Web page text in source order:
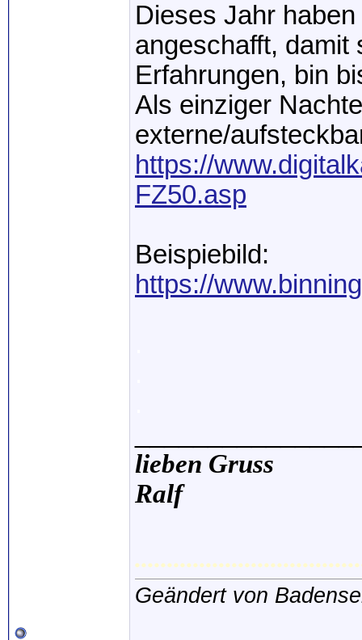
Dieses Jahr
angeschafft, damit
Erfahrungen, bin
Als einziger
externe/
https://
FZ50.asp
Beispiebild:
https://
lieben Gruss
Ralf
Geändert von